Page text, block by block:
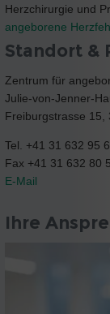
Herzchirurgie und
angeborene
Standort &
Zentrum für
Julie-von-Jenner-
Freiburgstrasse 15,
Tel. +41 31 632 95
Fax +41 31 632 80
E-Mail
Ihre